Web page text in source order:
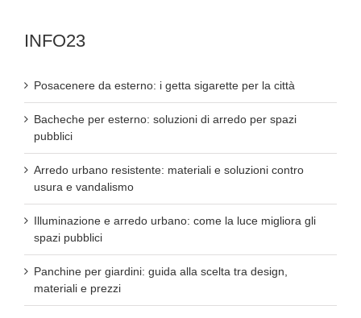
INFO23
Posacenere da esterno: i getta sigarette per la città
Bacheche per esterno: soluzioni di arredo per spazi
pubblici
Arredo urbano resistente: materiali e soluzioni contro
usura e vandalismo
Illuminazione e arredo urbano: come la luce migliora gli
spazi pubblici
Panchine per giardini: guida alla scelta tra design,
materiali e prezzi